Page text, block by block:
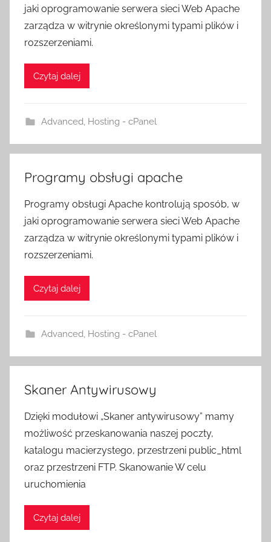
jaki oprogramowanie serwera sieci Web Apache
zarządza w witrynie określonymi typami plików i
rozszerzeniami.
Czytaj dalej
Advanced, Hosting - cPanel
Programy obsługi apache
Programy obsługi Apache kontrolują sposób, w
jaki oprogramowanie serwera sieci Web Apache
zarządza w witrynie określonymi typami plików i
rozszerzeniami.
Czytaj dalej
Advanced, Hosting - cPanel
Skaner Antywirusowy
Dzięki modułowi „Skaner antywirusowy” mamy
możliwość przeskanowania naszej poczty,
katalogu macierzystego, przestrzeni public_html
oraz przestrzeni FTP. Skanowanie W celu
uruchomienia
Czytaj dalej